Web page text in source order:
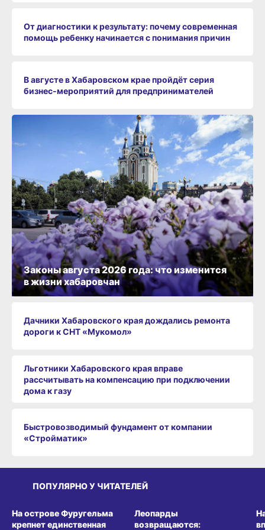
От диагностики к результату: почему современная
помощь ребенку начинается с понимания причин
В августе в Хабаровском крае пройдёт серия
бизнес‑мероприятий для предпринимателей
Дачники Хабаровского края дождались ремонта
дороги к СНТ «Мукомол»
Льготники Хабаровского края вправе
рассчитывать на компенсацию при подключении
дома к газу
Быстровозводимый фундамент от компании
«Стройматик»
Законы августа 2026 года: что изменится
в жизни хабаровчан
ПОПУЛЯРНО У ЧИТАТЕЛЕЙ
На острове Фуругельма
крепнет единственная
Леопарды
возвращаются: